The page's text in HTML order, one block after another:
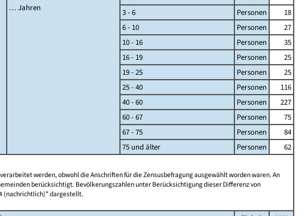
… Jahren
3 - 6
Personen
18
6 - 10
Personen
27
10 - 16
Personen
35
16 - 19
Personen
25
19 - 25
Personen
25
25 - 40
Personen
116
40 - 60
Personen
227
60 - 67
Personen
75
67 - 75
Personen
84
75 und älter
Personen
62
werden, obwohl die Anschriften für die Zensusbefragung ausgewählt worden waren. An
berücksichtigt. Bevölkerungszahlen unter Berücksichtigung dieser Differenz von
(nachrichtlich)" dargestellt.